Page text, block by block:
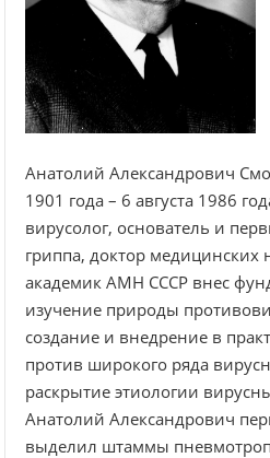
Анатолий Александрович
1901 года – 6 августа 1986
вирусолог, основатель и
гриппа, доктор медицинских
академик АМН СССР внес
изучение природы
создание и внедрение в
против широкого ряда
раскрытие этиологии
Анатолий Александрович
выделил штаммы